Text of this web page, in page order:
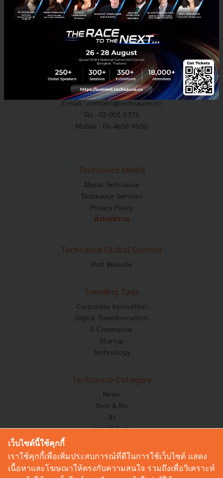
Tech & Biz e27 Top 100 Thailand FlowAccount
E-mail :contact@techsauce.co
Tel : 02-001-5375
Mobile : 06-4658-9500
Techsauce Media
About Techsauce
Techsauce Services
Privacy Policy
ส่งบทความ
Techsauce Global Summit
Visit Website
Trending Tags
Corporate Innovation
Digital Transformation
E-Commerce
Startup
Technology
Techsauce Category
News
Tech & Biz
AI
HealthTech
Corp Innov
Saucy Thoughts
Based On
เว็บไซต์นี้ใช้คุกกี้
เราใช้คุกกี้เพื่อเพิ่มประสบการณ์ที่ดีในการใช้เว็บไซต์ แสดง
เนื้อหาและโฆษณาให้ตรงกับความสนใจ รวมถึงเพื่อวิเคราะห์